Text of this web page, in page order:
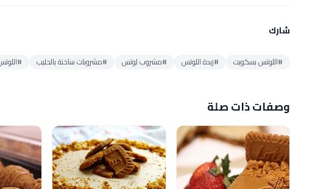
شارك
#اللوتس بسكويت #زبدة اللوتس #مشروب لوتس #مشروبات ساخنة بالحليب
وصفات ذات صلة